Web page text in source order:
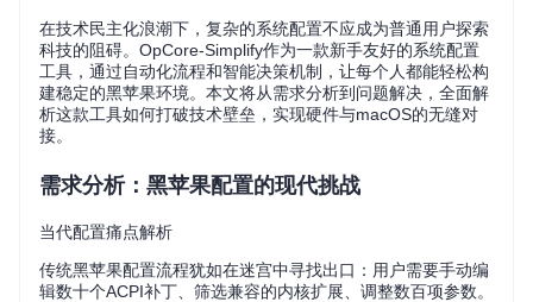
在技术民主化浪潮下，复杂的系统配置不应成为普通用户探索
科技的阻碍。OpCore-Simplify作为一款新手友好的系统配置
工具，通过自动化流程和智能决策机制，让每个人都能轻松构
建稳定的黑苹果环境。本文将从需求分析到问题解决，全面解
析这款工具如何打破技术壁垒，实现硬件与macOS的无缝对
接。
需求分析：黑苹果配置的现代挑战
当代配置痛点解析
传统黑苹果配置流程犹如在迷宫中寻找出口：用户需要手动编
辑数十个ACPI补丁、筛选兼容的内核扩展、调整数百项参数。